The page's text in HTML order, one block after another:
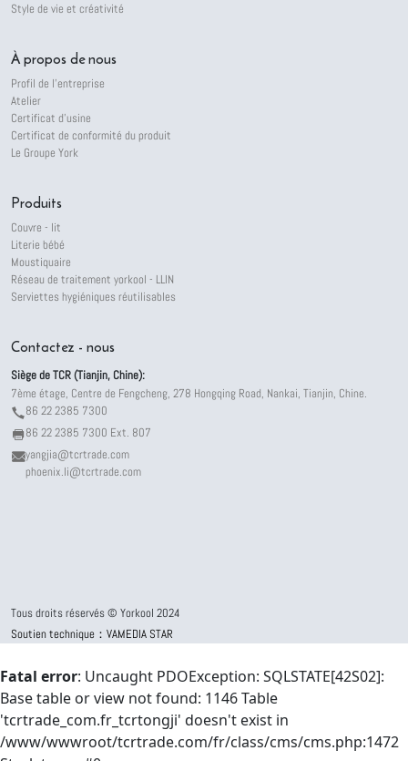
Style de vie et créativité
À propos de nous
Profil de l'entreprise
Atelier
Certificat d'usine
Certificat de conformité du produit
Le Groupe York
Produits
Couvre - lit
Literie bébé
Moustiquaire
Réseau de traitement yorkool - LLIN
Serviettes hygiéniques réutilisables
Contactez - nous
Siège de TCR (Tianjin, Chine):
7ème étage, Centre de Fengcheng, 278 Hongqing Road, Nankai, Tianjin, Chine.
86 22 2385 7300
86 22 2385 7300 Ext. 807
yangjia@tcrtrade.com
phoenix.li@tcrtrade.com
Tous droits réservés © Yorkool 2024
Soutien technique：VAMEDIA STAR
Fatal error: Uncaught PDOException: SQLSTATE[42S02]:
Base table or view not found: 1146 Table
'tcrtrade_com.fr_tcrtongji' doesn't exist in
/www/wwwroot/tcrtrade.com/fr/class/cms/cms.php:1472